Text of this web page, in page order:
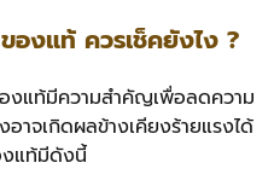
องแท้ ควรเช็คยังไง ?
งแท้มีความสำคัญเพื่อลดความ
าจเกิดผลข้างเคียงร้ายแรงได้
แท้มีดังนี้